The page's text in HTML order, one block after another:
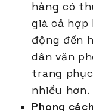
hàng có
giá cả hợp
động đến
dân văn
trang
nhiều hơn.
Phong